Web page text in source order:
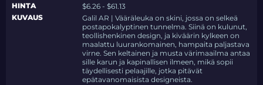
HINTA
$6.26 - $61.13
KUVAUS
Galil AR | Vääräleuka on skini, jossa on selkeä
postapokalyptinen tunnelma. Siinä on kulunut,
teollishenkinen design, ja kiväärin kylkeen on
maalattu luurankomainen, hampaita paljastava
virne. Sen keltainen ja musta värimaailma antaa
sille karun ja kapinallisen ilmeen, mikä sopii
täydellisesti pelaajille, jotka pitävät
epätavanomaisista designeista.